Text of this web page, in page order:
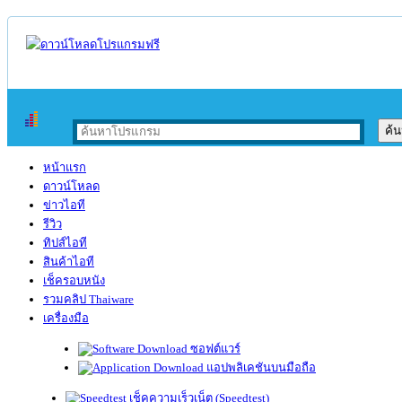
หน้าแรก
ดาวน์โหลด
ข่าวไอที
รีวิว
ทิปส์ไอที
สินค้าไอที
เช็ครอบหนัง
รวมคลิป Thaiware
เครื่องมือ
ซอฟต์แวร์
แอปพลิเคชันบนมือถือ
เช็คความเร็วเน็ต (Speedtest)